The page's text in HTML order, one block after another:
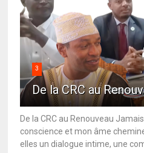
3
De la CRC au
De la CRC au Renouveau
conscience et mon âme
elles un dialogue intime, une